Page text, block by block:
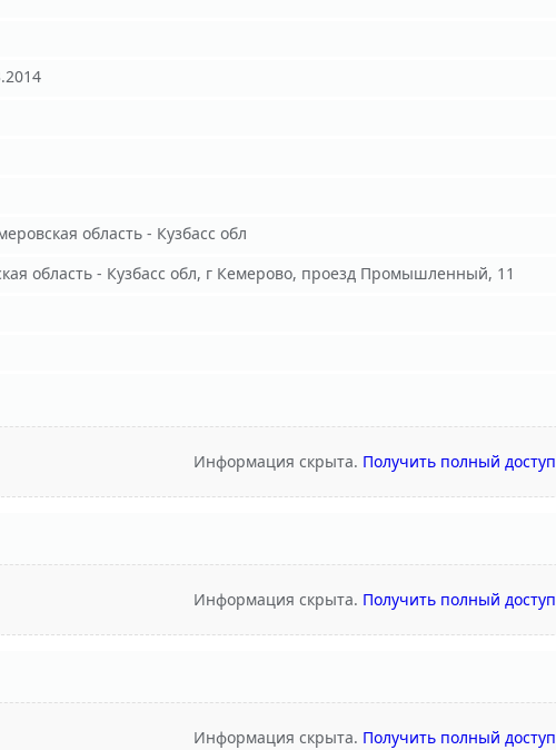
область - Кузбасс обл
область - Кузбасс обл, г Кемерово, проезд Промышленный, 11
Информация скрыта. Получить полный доступ
Информация скрыта. Получить полный доступ
Информация скрыта. Получить полный доступ